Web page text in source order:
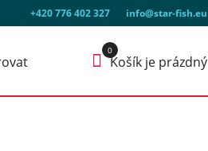
+420 776 402 327 info@star-fish.eu
Košík je prázdný